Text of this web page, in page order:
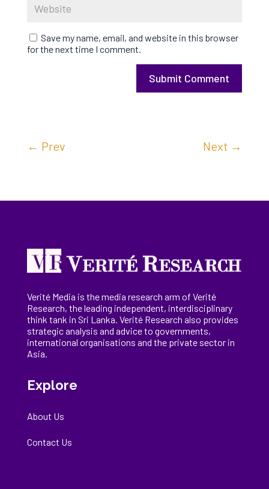
Save my name, email, and website in this browser
for the next time I comment.
Submit Comment
← Prev Next →
Verité Media is the media research arm of Verité
Research, theleading independent, interdisciplinary
think tank in Sri Lanka. Verité Research also provides
strategic analysis and advice to governments,
international organisations and the private sector in
Asia.
Explore
About Us
Contact Us